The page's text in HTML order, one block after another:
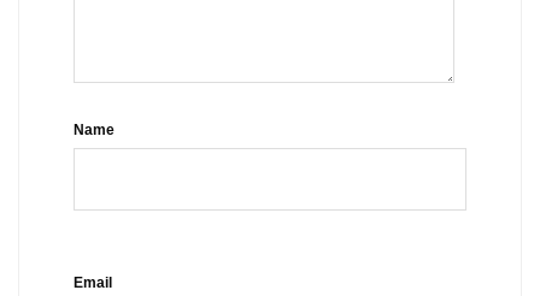
Name
Email